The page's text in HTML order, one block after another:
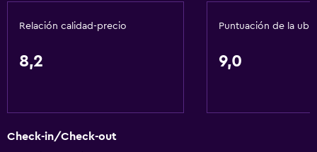
Teléfono
Relación calidad-precio
8,2
Puntuación de la
9,0
Check-in/Check-out